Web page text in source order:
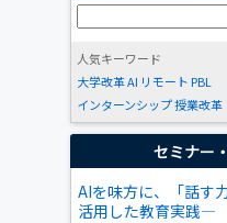
人気キーワード
大学改革AI リモート PBL
インターンシップ授業改革
セミナー
AIを味方に、「話す
活用した教育実践―